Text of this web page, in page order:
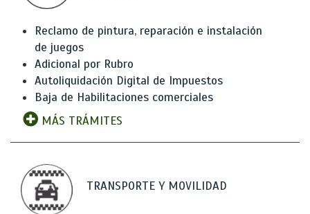
Reclamo de pintura, reparación e instalación
de juegos
Adicional por Rubro
Autoliquidación Digital de Impuestos
Baja de Habilitaciones comerciales
MÁS TRÁMITES
TRANSPORTE Y MOVILIDAD